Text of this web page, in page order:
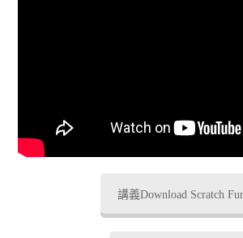
講義Download Scratch